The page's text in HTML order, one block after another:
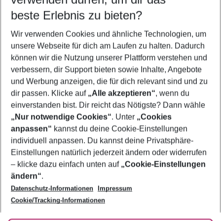
5-8 Nächte
2 Erwachsene Keine Kinder
Mehr Filter anzeigen
Footer
Footer navigation
Über uns
AGB
Bestpreisgarantie
Cookie-Einstellungen ändern
Cookie-Richtlinie
Agenturbetreuung
Barrierefreies Reisen
Folge uns
beste Erlebnis zu bieten?
Wir verwenden Cookies und ähnliche Technologien, um
unsere Webseite für dich am Laufen zu halten. Dadurch
können wir die Nutzung unserer Plattform verstehen und
verbessern, dir Support bieten sowie Inhalte, Angebote
und Werbung anzeigen, die für dich relevant sind und zu
dir passen. Klicke auf „Alle akzeptieren“, wenn du
einverstanden bist. Dir reicht das Nötigste? Dann wähle
„Nur notwendige Cookies“. Unter „Cookies
anpassen“ kannst du deine Cookie-Einstellungen
individuell anpassen. Du kannst deine Privatsphäre-
Einstellungen natürlich jederzeit ändern oder widerrufen
– klicke dazu einfach unten auf „Cookie-Einstellungen
ändern“.
Datenschutz-Informationen
Impressum
Cookie/Tracking-Informationen